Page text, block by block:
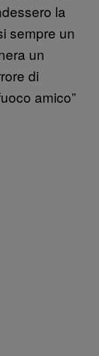
la
sempre un
un
di
amico”